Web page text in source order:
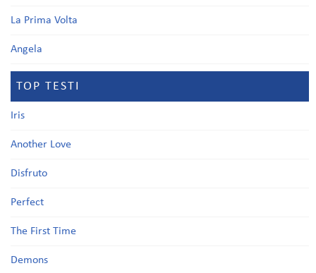
La Prima Volta
Angela
TOP TESTI
Iris
Another Love
Disfruto
Perfect
The First Time
Demons